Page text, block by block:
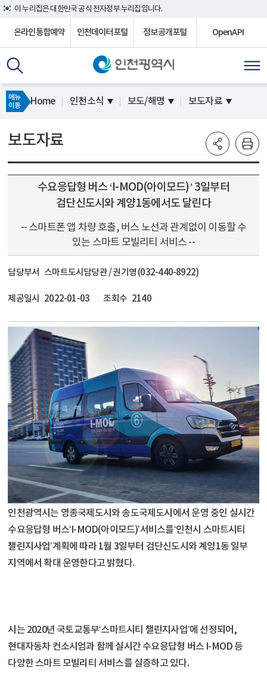
이 누리집은 대한민국 공식 전자정부 누리집입니다.
온라인통합예약 인천데이터포털 정보공개포털 OpenAPI
메뉴
이동
Home 인천소식 보도/해명 보도자료
보도자료
수요응답형 버스 ‘I-MOD(아이모드)’ 3일부터
검단신도시와 계양1동에서도 달린다
-- 스마트폰 앱 차량 호출, 버스 노선과 관계없이 이동할 수
있는 스마트 모빌리티 서비스 --
담당부서 스마트도시담당관 / 권기영 (032-440-8922)
제공일시 2022-01-03 조회수 2140
인천광역시는 영종국제도시와 송도국제도시에서 운영 중인 실시간
수요응답형 버스‘I-MOD(아이모드)’서비스를‘인천시 스마트시티
챌린지사업’계획에 따라 1월 3일부터 검단신도시와 계양1동 일부
지역에서 확대 운영한다고 밝혔다.
시는 2020년 국토교통부‘스마트시티 챌린지사업’에 선정되어,
현대자동차 컨소시엄과 함께 실시간 수요응답형 버스 I-MOD 등
다양한 스마트 모빌리티 서비스를 실증하고 있다.